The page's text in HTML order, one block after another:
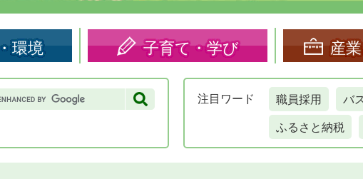
環境 子育て・学び 産
注目 ワード 職員採用 バ
ふるさと納税